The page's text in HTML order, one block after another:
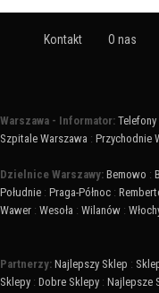
Kontakt O nas
Warszawa - Informator:
Szpitale Warszawa : Przychodnie
Dzielnice Warszawy: Bemowo :
Południe : Praga-Północ :
Wawer : Wesoła : Wilanów :
Partnerzy: Najlepszy Sklep :
Sklepy : Dobre Sklepy : Najlepsze